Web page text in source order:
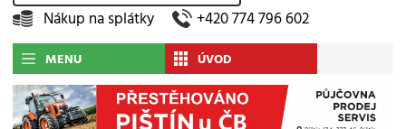
Nákup na splátky +420 774 796 602
MENU ÚVOD